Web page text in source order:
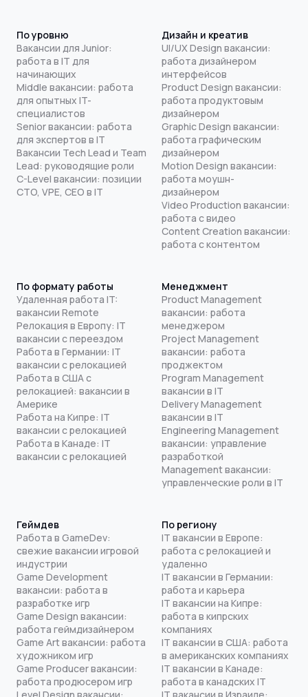
По уровню
Вакансии для Junior:
работа в IT для
начинающих
Middle вакансии: работа
для опытных IT-
специалистов
Senior вакансии: работа
для экспертов в IT
Вакансии Tech Lead и Team
Lead: руководящие роли
C-Level вакансии: позиции
CTO, VPE, CEO в IT
Дизайн и креатив
UI/UX Design вакансии:
работа дизайнером
интерфейсов
Product Design вакансии:
работа продуктовым
дизайнером
Graphic Design вакансии:
работа графическим
дизайнером
Motion Design вакансии:
работа моушн-
дизайнером
Video Production вакансии:
работа с видео
Content Creation вакансии:
работа с контентом
По формату работы
Удаленная работа IT:
вакансии Remote
Релокация в Европу: IT
вакансии с переездом
Работа в Германии: IT
вакансии с релокацией
Работа в США с
релокацией: вакансии в
Америке
Работа на Кипре: IT
вакансии с релокацией
Работа в Канаде: IT
вакансии с релокацией
Менеджмент
Product Management
вакансии: работа
менеджером
Project Management
вакансии: работа
проджектом
Program Management
вакансии в IT
Delivery Management
вакансии в IT
Engineering Management
вакансии: управление
разработкой
Management вакансии:
управленческие роли в IT
Геймдев
Работа в GameDev:
свежие вакансии игровой
индустрии
Game Development
вакансии: работа в
разработке игр
Game Design вакансии:
работа геймдизайнером
Game Art вакансии: работа
художником игр
Game Producer вакансии:
работа продюсером игр
По региону
IT вакансии в Европе:
работа с релокацией и
удаленно
IT вакансии в Германии:
работа и карьера
IT вакансии на Кипре:
работа в кипрских
компаниях
IT вакансии в США: работа
в американских компаниях
IT вакансии в Канаде:
работа в канадских IT